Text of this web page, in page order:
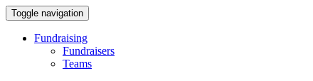
Toggle navigation
Fundraising
Fundraisers
Teams